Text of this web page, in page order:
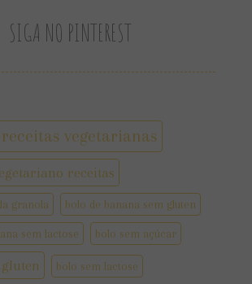
SIGA NO PINTEREST
vegetarianas
receitas
granola bolo de banana sem gluten
sem lactose bolo sem açúcar
bolo sem lactose